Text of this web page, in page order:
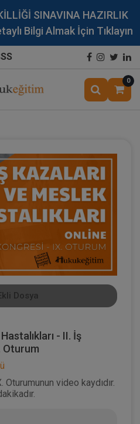
SINAVINA HAZIRLIK
Bilgi Almak İçin Tıklayın
0
Dosya
- II. İş
Oturum
video kaydıdır.